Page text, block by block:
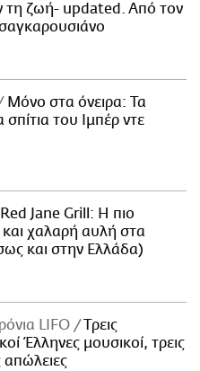
τη ζωή- updated. Aπό τον
Μόνο στα όνειρα: Τα
του Ιμπέρ ντε
Jane Grill: Η πιο
και χαλαρή αυλή στα
και στην Ελλάδα)
LIFO
Tρεις
Έλληνες μουσικοί, τρεις
απώλειες